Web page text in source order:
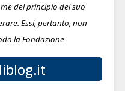
del principio del suo
Essi, pertanto, non
la Fondazione